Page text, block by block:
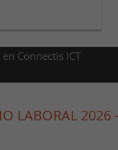
Connectis ICT
LABORAL 2026